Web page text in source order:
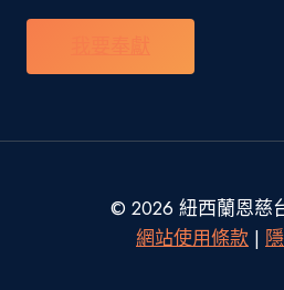
© 2026 紐西蘭恩慈
網站使用條款 |